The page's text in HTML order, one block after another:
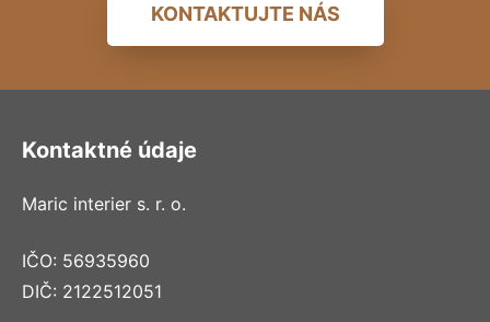
KONTAKTUJTE NÁS
Kontaktné údaje
Maric interier s. r. o.
IČO: 56935960
DIČ: 2122512051